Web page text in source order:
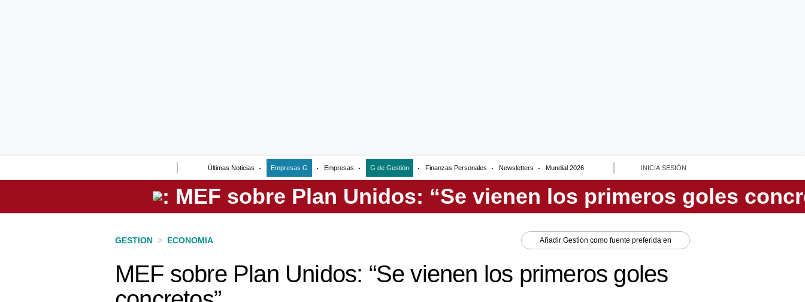
Últimas Noticias Empresas G Empresas G de Gestión Finanzas Personales Newsletters Mundial 2026 INICIA SESIÓN
Perú
GESTION > ECONOMIA Añadir Gestión como fuente preferida en
MEF sobre Plan Unidos: “Se vienen los primeros goles